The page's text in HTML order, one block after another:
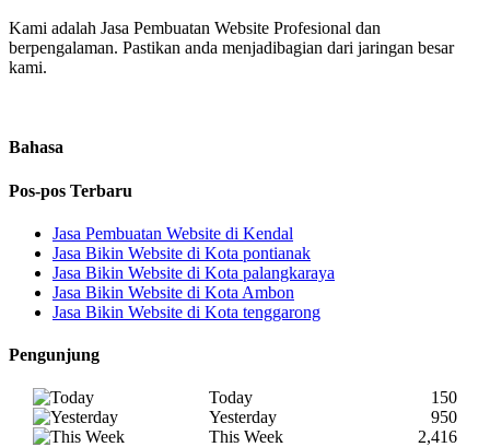
Kami adalah Jasa Pembuatan Website Profesional dan
berpengalaman. Pastikan anda menjadibagian dari jaringan besar
kami.
Bahasa
Pos-pos Terbaru
Jasa Pembuatan Website di Kendal
Jasa Bikin Website di Kota pontianak
Jasa Bikin Website di Kota palangkaraya
Jasa Bikin Website di Kota Ambon
Jasa Bikin Website di Kota tenggarong
Pengunjung
Today
150
Yesterday
950
This Week
2,416